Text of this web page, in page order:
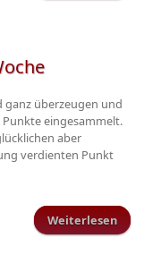
ganz überzeugen und
eingesammelt.
aber
verdienten Punkt
Weiterlesen